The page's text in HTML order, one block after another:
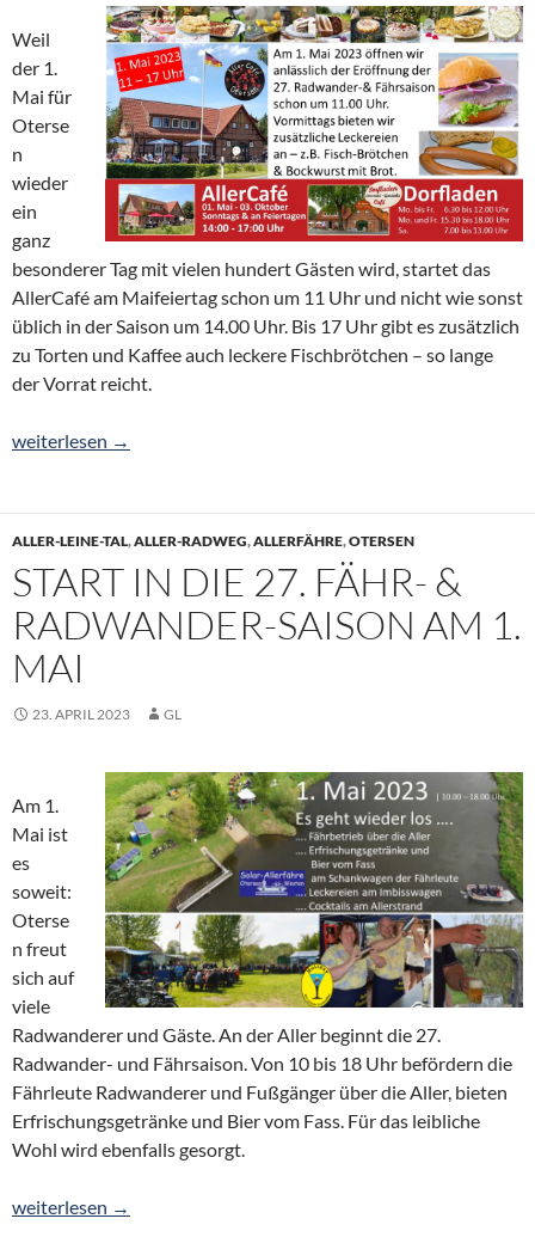
Weil
der 1.
Mai für
Oterse
n
wieder
ein
ganz
besonderer Tag mit vielen hundert Gästen wird, startet das
AllerCafé am Maifeiertag schon um 11 Uhr und nicht wie sonst
üblich in der Saison um 14.00 Uhr. Bis 17 Uhr gibt es zusätzlich
zu Torten und Kaffee auch leckere Fischbrötchen – so lange
der Vorrat reicht.
Fischbrötchen & Torten im AllerCafé
weiterlesen →
ALLER-LEINE-TAL,ALLER-RADWEG,ALLERFÄHRE,OTERSEN
START IN DIE 27. FÄHR- &
RADWANDER-SAISON AM 1.
MAI
23. APRIL 2023 GL
Am 1.
Mai ist
es
soweit:
Oterse
n freut
sich auf
viele
Radwanderer und Gäste. An der Aller beginnt die 27.
Radwander- und Fährsaison. Von 10 bis 18 Uhr befördern die
Fährleute Radwanderer und Fußgänger über die Aller, bieten
Erfrischungsgetränke und Bier vom Fass. Für das leibliche
Wohl wird ebenfalls gesorgt.
Start in die 27. Fähr- & Radwander-Saison am 1. Mai
weiterlesen →